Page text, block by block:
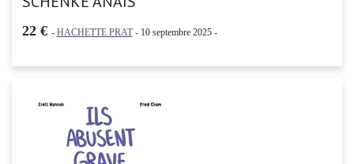
22 € - HACHETTE PRAT- 10 septembre 2025 -